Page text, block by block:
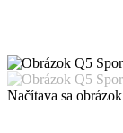
Načítava sa obrázok